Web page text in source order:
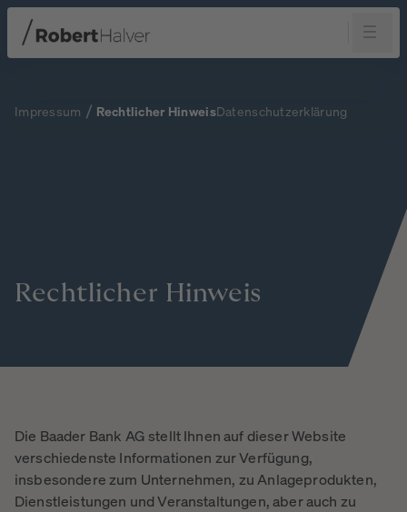
Impressum Rechtlicher HinweisDatenschutzerklärung
Rechtlicher Hinweis
Die Baader Bank AG stellt Ihnen auf dieser Website
verschiedenste Informationen zur Verfügung,
insbesondere zum Unternehmen, zu Anlageprodukten,
Dienstleistungen und Veranstaltungen, aber auch zu